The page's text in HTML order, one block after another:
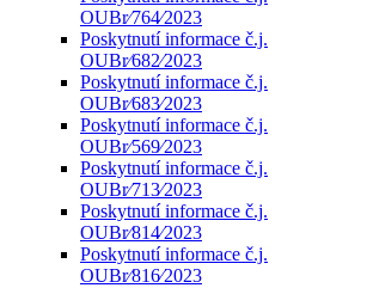
OUBr⁄764⁄2023
Poskytnutí informace č.j.
OUBr⁄682⁄2023
Poskytnutí informace č.j.
OUBr⁄683⁄2023
Poskytnutí informace č.j.
OUBr⁄569⁄2023
Poskytnutí informace č.j.
OUBr⁄713⁄2023
Poskytnutí informace č.j.
OUBr⁄814⁄2023
Poskytnutí informace č.j.
OUBr⁄816⁄2023